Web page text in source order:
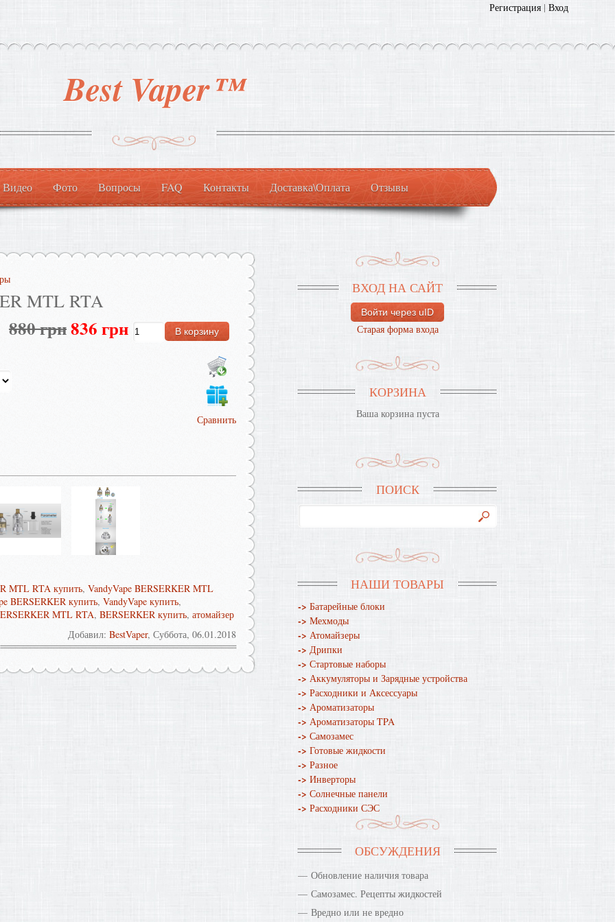
Регистрация | Вход
Best Vaper™
Видео Фото Вопросы FAQ Контакты Доставка\Оплата Отзывы
MTL RTA
880 грн836 грн
Сравнить
MTL RTA купить, VandyVape BERSERKER MTL
BERSERKER купить, VandyVape купить,
MTL RTA, BERSERKER купить, атомайзер
Добавил: BestVaper, Суббота, 06.01.2018
ВХОД НА САЙТ
Войти через uID
Старая форма входа
КОРЗИНА
Ваша корзина пуста
ПОИСК
НАШИ ТОВАРЫ
-> Батарейные блоки
-> Мехмоды
-> Атомайзеры
-> Дрипки
-> Стартовые наборы
-> Аккумуляторы и Зарядные устройства
-> Расходники и Аксессуары
-> Ароматизаторы
-> Ароматизаторы TPA
-> Самозамес
-> Готовые жидкости
-> Разное
-> Инверторы
-> Солнечные панели
-> Расходники СЭС
ОБСУЖДЕНИЯ
Обновление наличия товара
Самозамес. Рецепты жидкостей
Вредно или не вредно